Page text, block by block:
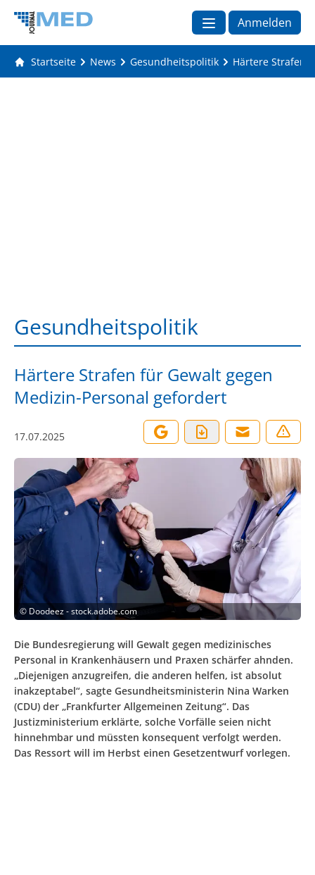
Anmelden
Startseite News Gesundheitspolitik Härtere Strafen
Gesundheitspolitik
Härtere Strafen für Gewalt gegen
Medizin-Personal gefordert
17.07.2025
© Doodeez - stock.adobe.com
Die Bundesregierung will Gewalt gegen medizinisches
Personal in Krankenhäusern und Praxen schärfer ahnden.
„Diejenigen anzugreifen, die anderen helfen, ist absolut
inakzeptabel“, sagte Gesundheitsministerin Nina Warken
(CDU) der „Frankfurter Allgemeinen Zeitung“. Das
Justizministerium erklärte, solche Vorfälle seien nicht
hinnehmbar und müssten konsequent verfolgt werden.
Das Ressort will im Herbst einen Gesetzentwurf vorlegen.